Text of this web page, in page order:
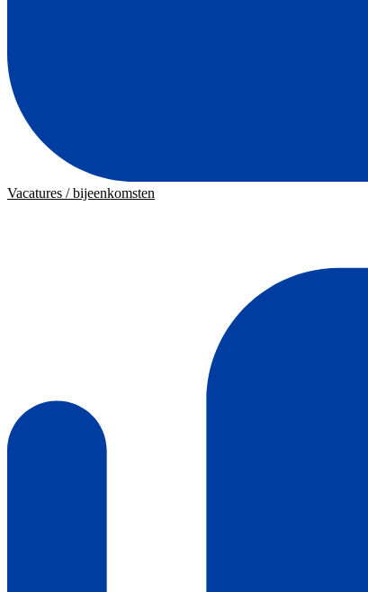
Vacatures / bijeenkomsten